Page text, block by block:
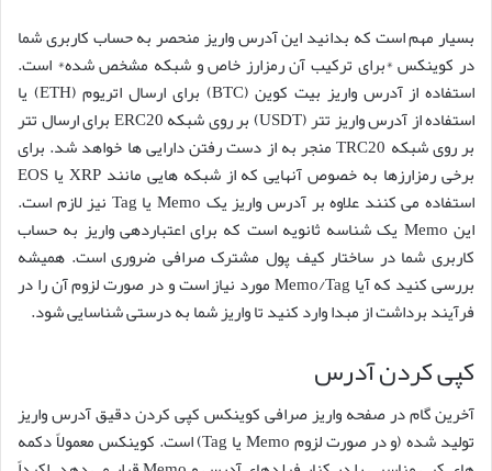
بسیار مهم است که بدانید این آدرس واریز منحصر به حساب کاربری شما
در کوینکس *برای ترکیب آن رمزارز خاص و شبکه مشخص شده* است.
استفاده از آدرس واریز بیت کوین (BTC) برای ارسال اتریوم (ETH) یا
استفاده از آدرس واریز تتر (USDT) بر روی شبکه ERC20 برای ارسال تتر
بر روی شبکه TRC20 منجر به از دست رفتن دارایی ها خواهد شد. برای
برخی رمزارزها به خصوص آنهایی که از شبکه هایی مانند XRP یا EOS
استفاده می کنند علاوه بر آدرس واریز یک Memo یا Tag نیز لازم است.
این Memo یک شناسه ثانویه است که برای اعتباردهی واریز به حساب
کاربری شما در ساختار کیف پول مشترک صرافی ضروری است. همیشه
بررسی کنید که آیا Memo/Tag مورد نیاز است و در صورت لزوم آن را در
فرآیند برداشت از مبدا وارد کنید تا واریز شما به درستی شناسایی شود.
کپی کردن آدرس
آخرین گام در صفحه واریز صرافی کوینکس کپی کردن دقیق آدرس واریز
تولید شده (و در صورت لزوم Memo یا Tag) است. کوینکس معمولاً دکمه